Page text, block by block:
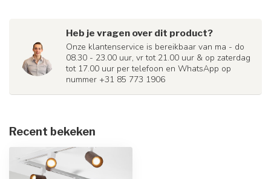
Heb je vragen over dit product?
Onze klantenservice is bereikbaar van ma - do
08.30 - 23.00 uur, vr tot 21.00 uur & op zaterdag
tot 17.00 uur per telefoon en WhatsApp op
nummer +31 85 773 1906
Recent bekeken